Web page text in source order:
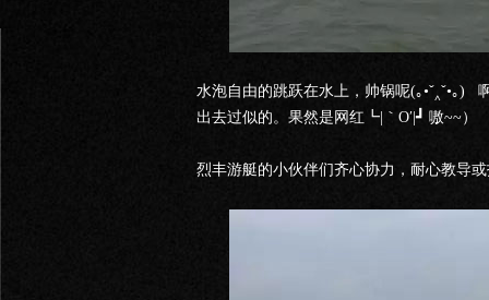
水泡自由的跳跃在水上，帅锅呢(｡•ˇ‸ˇ•｡)
出去过似的。果然是网红┗|｀O′|┛ 嗷~~）
烈丰游艇的小伙伴们齐心协力，耐心教导